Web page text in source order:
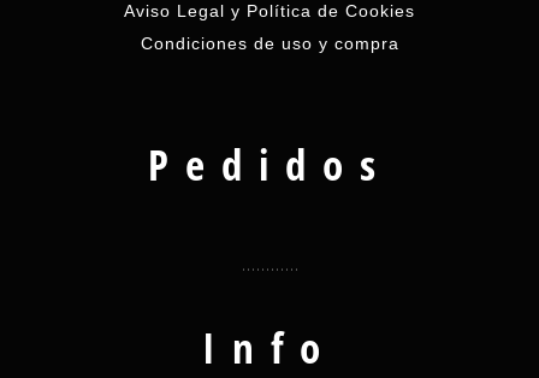
Aviso Legal y Política de Cookies
Condiciones de uso y compra
Pedidos
Info